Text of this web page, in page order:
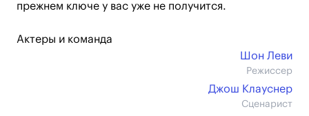
прежнем ключе у вас уже не получится.
Актеры и команда
Шон Леви
Режиссер
Джош Клауснер
Сценарист